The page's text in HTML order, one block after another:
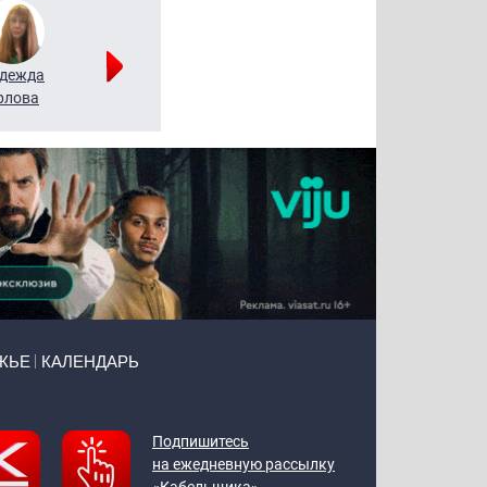
КАЛЕНДАРЬ
Подпишитесь
на ежедневную рассылку